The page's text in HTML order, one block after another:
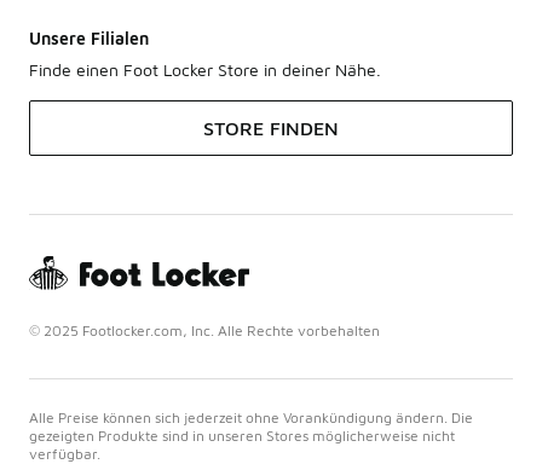
Unsere Filialen
Finde einen Foot Locker Store in deiner Nähe.
STORE FINDEN
© 2025 Footlocker.com, Inc. Alle Rechte vorbehalten
Alle Preise können sich jederzeit ohne Vorankündigung ändern. Die
gezeigten Produkte sind in unseren Stores möglicherweise nicht
verfügbar.